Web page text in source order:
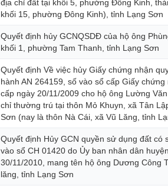
địa chỉ đất tại khối 5, phường Đông Kinh,
khối 15, phường Đông Kinh), tỉnh Lạng Sơn
Quyết định hủy GCNQSDĐ của hộ ông
khối 1, phường Tam Thanh, tỉnh Lạng Sơn
Quyết định Về việc hủy Giấy chứng nhận
hành AN 264159, số vào sổ cấp Giấy
cấp ngày 20/11/2009 cho hộ ông Lường
chỉ thường trú tại thôn Mỏ Khuyn, xã Tân
Sơn (nay là thôn Nà Cái, xã Vũ Lăng, tỉnh
Quyết định Hủy GCN quyền sử dụng đất có
vào sổ CH 01420 do Ủy ban nhân dân
30/11/2010, mang tên hộ ông Dương Công
lăng, tỉnh Lạng Sơn